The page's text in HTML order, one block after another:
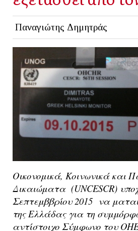
Παναγιώτης Δημητράς
Οικονομικά, Κοινωνικά και
Δικαιώματα (UNCESCR)
Σεπτεμββρίου 2015 να
της Ελλάδας για τη
αντίστοιχο Σύμφωνο του